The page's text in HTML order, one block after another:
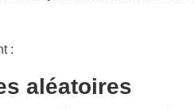
:
aléatoires